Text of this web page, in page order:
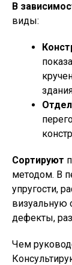
В
виды:
Сортируют
методом. В
упругости,
визуальную
дефекты,
Чем